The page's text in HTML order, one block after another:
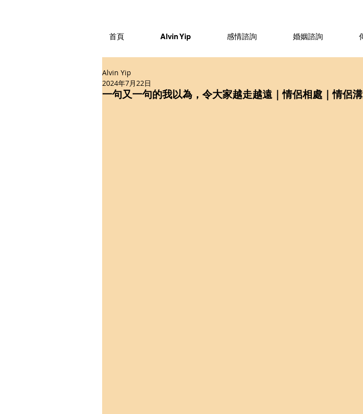
首頁 Alvin Yip 感情諮詢 婚姻諮詢
一句又一句的我以為，令大家越走越遠｜情侶相處｜情侶
Alvin Yip
2024年7月22日